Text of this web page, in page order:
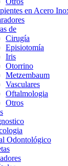
en Acero
de
Cirugía
Episiotomía
Iris
Otorrino
Metzembaum
Vasculares
Oftalmologia
Otros
Odontológico